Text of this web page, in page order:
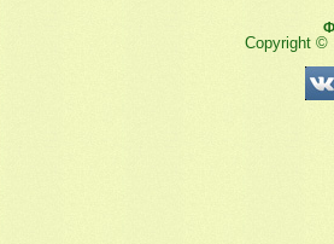
Copyright ©